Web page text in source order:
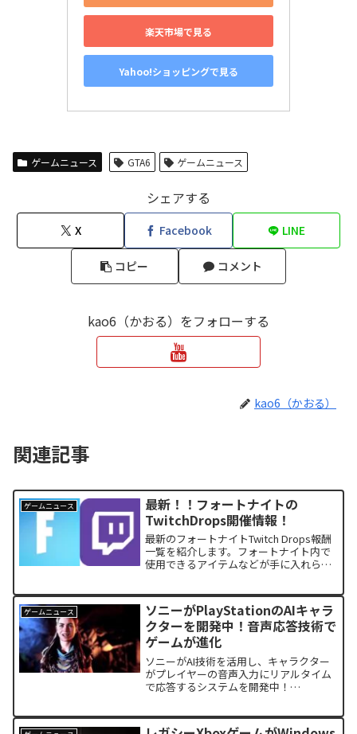
楽天市場で見る
Yahoo!ショッピングで見る
ゲームニュース GTA6 ゲームニュース
シェアする
X Facebook LINE
コピー コメント
kao6（かおる）をフォローする
kao6（かおる）
関連記事
ゲームニュース
最新！！フォートナイトの
TwitchDrops開催情報！
最新のフォートナイトTwitch Drops報酬
一覧を紹介します。フォートナイト内で
使用できるアイテムなどが手に入れられ
トナイトをさらに楽しみましょう。
ゲームニュース
ソニーがPlayStationのAIキャラ
クターを開発中！音声応答技術で
ゲームが進化
ソニーがAI技術を活用し、キャラクター
がプレイヤーの音声入力にリアルタイム
で応答するシステムを開発中！
明らかに。次世代PlayStationでの実装も